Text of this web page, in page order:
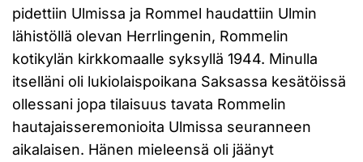
pidettiin Ulmissa ja Rommel haudattiin Ulmin
lähistöllä olevan Herrlingenin, Rommelin
kotikylän kirkkomaalle syksyllä 1944. Minulla
itselläni oli lukiolaispoikana Saksassa kesätöissä
ollessani jopa tilaisuus tavata Rommelin
hautajaisseremonioita Ulmissa seuranneen
aikalaisen. Hänen mieleensä oli jäänyt